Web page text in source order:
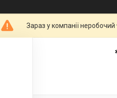
Зараз у компанії